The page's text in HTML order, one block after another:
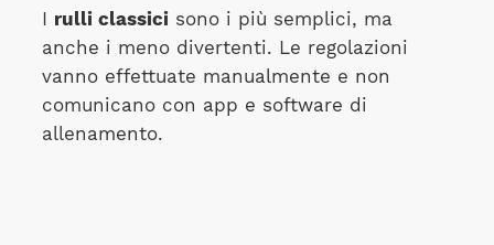
I rulli classicisono i più semplici, ma
anche i meno divertenti. Le regolazioni
vanno effettuate manualmente e non
comunicano con app e software di
allenamento.